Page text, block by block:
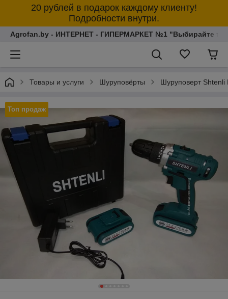
20 рублей в подарок каждому клиенту!
Подробности внутри.
Agrofan.by - ИНТЕРНЕТ - ГИПЕРМАРКЕТ №1 "Выбирайте
Товары и услуги Шуруповёрты Шуруповерт Shtenli
Топ продаж